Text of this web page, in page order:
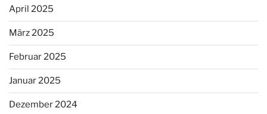
April 2025
März 2025
Februar 2025
Januar 2025
Dezember 2024